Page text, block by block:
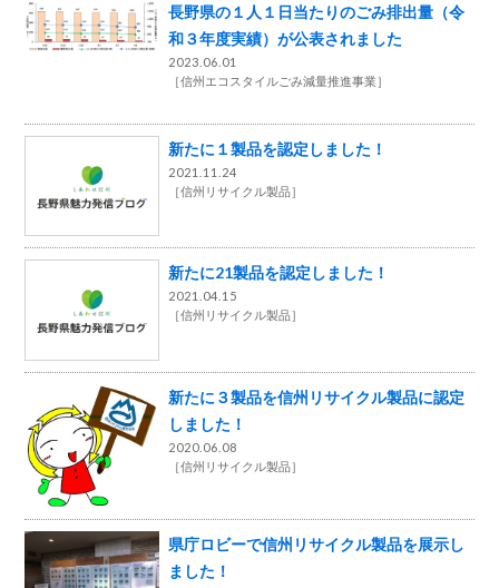
長野県の１人１日当たりのごみ排出量（令
和３年度実績）が公表されました
2023.06.01
［信州エコスタイルごみ減量推進事業］
新たに１製品を認定しました！
2021.11.24
［信州リサイクル製品］
新たに21製品を認定しました！
2021.04.15
［信州リサイクル製品］
新たに３製品を信州リサイクル製品に認定
しました！
2020.06.08
［信州リサイクル製品］
県庁ロビーで信州リサイクル製品を展示し
ました！